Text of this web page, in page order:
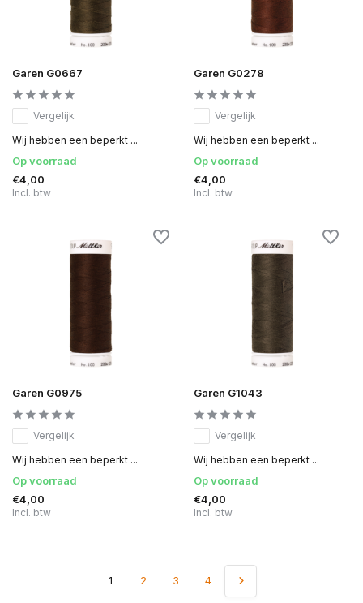
Garen G0667
Vergelijk
Wij hebben een beperkt ...
Op voorraad
€4,00
Incl. btw
Garen G0278
Vergelijk
Wij hebben een beperkt ...
Op voorraad
€4,00
Incl. btw
Garen G0975
Vergelijk
Wij hebben een beperkt ...
Op voorraad
€4,00
Incl. btw
Garen G1043
Vergelijk
Wij hebben een beperkt ...
Op voorraad
€4,00
Incl. btw
1 2 3 4